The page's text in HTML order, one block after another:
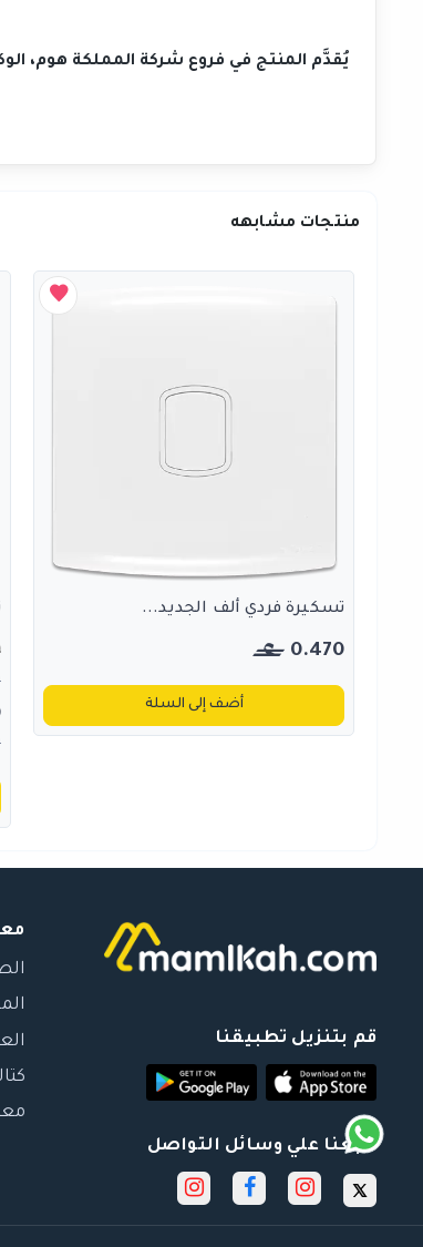
يُقدَّم المنتج في فروع شركة المملكة هوم،
منتجات مشابهه
تسكيرة فردي ألف الجديد...
0.470
أضف إلى السلة
قم بتنزيل تطبيقنا
تابعنا علي وسائل التواصل